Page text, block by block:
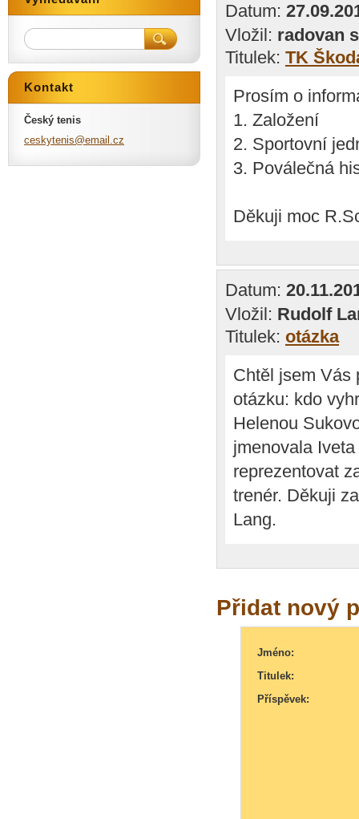
Datum:
Vložil: radovan
Titulek: TK
Prosím o
1. Založení
2. Sportovní
3. Poválečná
Děkuji moc
Datum:
Vložil: Rudolf
Titulek: otázka
Chtěl jsem Vás
otázku: kdo
Helenou
jmenovala
reprezentovat
trenér. Děkuji
Lang.
Přidat nový
Jméno:
Titulek:
Příspěvek:
Kontakt
Český tenis
ceskytenis@email .cz